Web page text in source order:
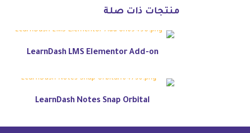
منتجات ذات صلة
LearnDash LMS Elementor Add-on
LearnDash Notes Snap Orbital